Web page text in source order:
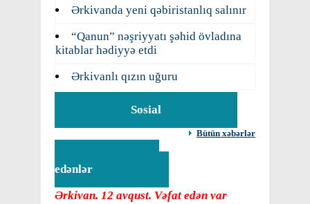
Ərkivanda yeni qəbiristanlıq salınır
“Qanun” nəşriyyatı şəhid övladına
kitablar hədiyyə etdi
Ərkivanlı qızın uğuru
Sosial
Bütün xəbərlər
edənlər
Ərkivan. 12 avqust. Vəfat edən var